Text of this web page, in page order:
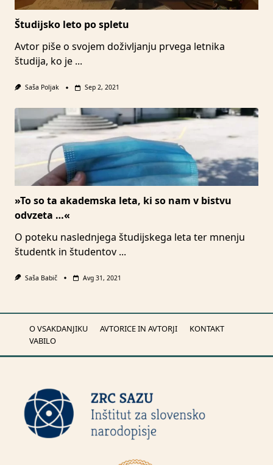
Študijsko leto po spletu
Avtor piše o svojem doživljanju prvega letnika
študija, ko je ...
Saša Poljak Sep 2, 2021
»To so ta akademska leta, ki so nam v bistvu
odvzeta …«
O poteku naslednjega študijskega leta ter mnenju
študentk in študentov ...
Saša Babič Avg 31, 2021
O VSAKDANJIKU AVTORICE IN AVTORJI
KONTAKT
VABILO